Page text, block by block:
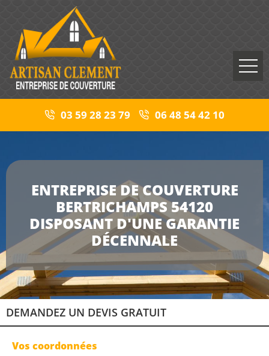
03 59 28 23 79 06 48 54 42 10
ENTREPRISE DE COUVERTURE
BERTRICHAMPS 54120
DISPOSANT D'UNE GARANTIE
DÉCENNALE
DEMANDEZ UN DEVIS GRATUIT
Vos coordonnées